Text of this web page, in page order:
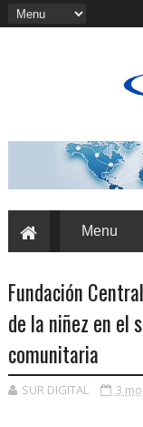
Fundación
de la niñez en el
comunitaria
SUR DIGITAL 3